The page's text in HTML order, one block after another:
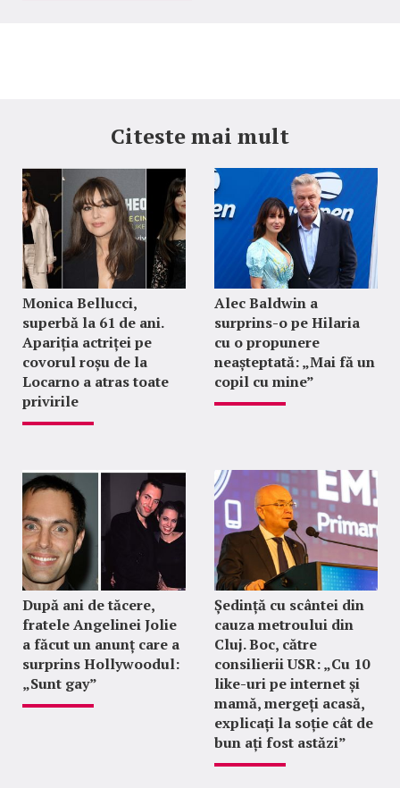
Citeste mai mult
Monica Bellucci,
superbă la 61 de ani.
Apariția actriței pe
covorul roșu de la
Locarno a atras toate
privirile
Alec Baldwin a
surprins-o pe Hilaria
cu o propunere
neașteptată: „Mai fă un
copil cu mine”
După ani de tăcere,
fratele Angelinei Jolie
a făcut un anunț care a
surprins Hollywoodul:
„Sunt gay”
Ședință cu scântei din
cauza metroului din
Cluj. Boc, către
consilierii USR: „Cu 10
like-uri pe internet și
mamă, mergeți acasă,
explicați la soție cât de
bun ați fost astăzi”